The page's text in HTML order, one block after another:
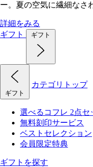
ー。夏の空気に繊細なさ
詳細をみる
ギフト
ギフト
ギフト
カテゴリトップ
選べるコフレ 2点セ
無料刻印サービス
ベストセレクション
会員限定特典
ギフトを探す